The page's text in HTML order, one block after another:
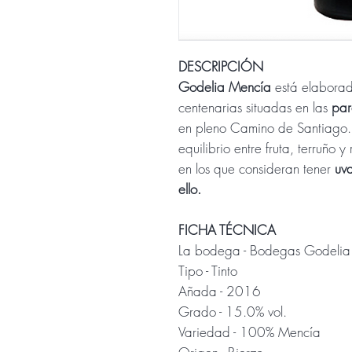
DESCRIPCIÓN
Godelia Mencía está
centenarias situadas en las
en pleno Camino de
equilibrio entre fruta, terruño
en los que consideran tener
ello.
FICHA TÉCNICA
La bodega - Bodegas Godelia
Tipo - Tinto
Añada - 2016
Grado - 15.0% vol.
Variedad - 100% Mencía